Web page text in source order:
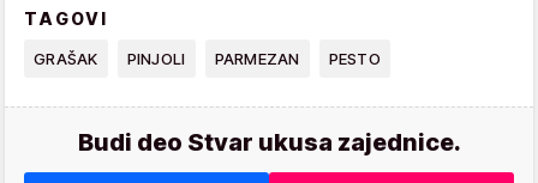
TAGOVI
GRAŠAK PINJOLI PARMEZAN PESTO
Budi deo Stvar ukusa zajednice.